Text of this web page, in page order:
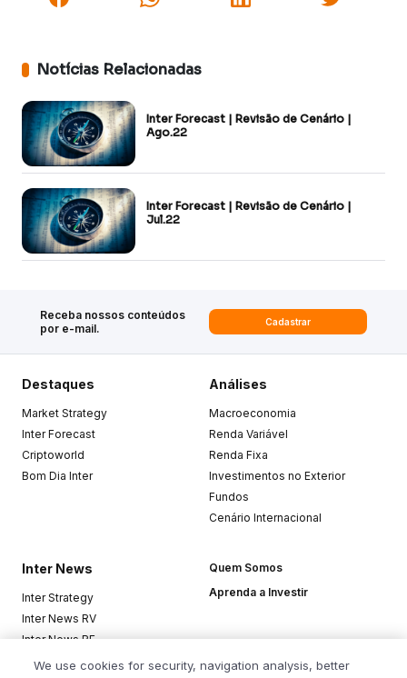
Notícias Relacionadas
Inter Forecast | Revisão de Cenário |
Ago.22
Inter Forecast | Revisão de Cenário |
Jul.22
Receba nossos conteúdos
por e-mail.
Cadastrar
Destaques
Market Strategy
Inter Forecast
Criptoworld
Bom Dia Inter
Análises
Macroeconomia
Renda Variável
Renda Fixa
Investimentos no Exterior
Fundos
Cenário Internacional
Inter News
Inter Strategy
Inter News RV
Inter News RF
Top Funds
Quem Somos
Aprenda a Investir
We use cookies for security, navigation analysis, better